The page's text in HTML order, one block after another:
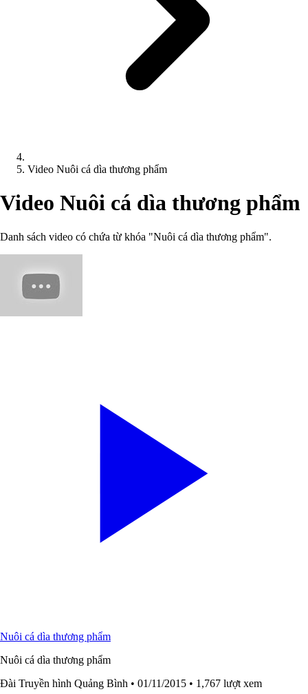
Video Nuôi cá dìa thương phẩm
Video Nuôi cá dìa thương phẩm
Danh sách video có chứa từ khóa "Nuôi cá dìa thương phẩm".
Nuôi cá dìa thương phẩm
Nuôi cá dìa thương phẩm
Đài Truyền hình Quảng Bình • 01/11/2015 • 1,767 lượt xem